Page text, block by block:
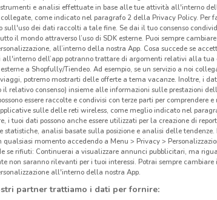
volantini nella tua zona. Riprova più tardi.
e analisi effettuate in base alle tue attività all'interno
come indicato nel paragrafo 2 della Privacy Policy. Per
sull'uso dei dati raccolti a tale fine. Se dai il tuo consenso
il mondo attraverso l’uso di SDK esterne. Puoi sempre
all’interno della nostra App. Cosa succede se
all'interno dell’app potranno trattare di argomenti relativi alla tua
a Shopfully/Tiendeo. Ad esempio, se un servizio a noi
potremo mostrarti delle offerte a tema vacanze. Inoltre, i
il relativo consenso) insieme alle informazioni sulle prestazioni
essere raccolte e condivisi con terze parti per
sulle delle reti wireless, come meglio indicato nel
i tuoi dati possono anche essere utilizzati per la creazione di
statistiche, analisi basate sulla posizione e analisi delle
qualsiasi momento accedendo a Menu > Privacy >
se rifiuti: Continuerai a visualizzare annunci pubblicitari, ma
non saranno rilevanti per i tuoi interessi. Potrai sempre cambiare
all'interno della nostra App.
partner trattiamo i dati per fornire: